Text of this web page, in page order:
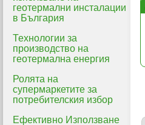
геотермални инсталации
в България
Технологии за
производство на
геотермална енергия
Ролята на
супермаркетите за
потребителския избор
Ефективно Използване